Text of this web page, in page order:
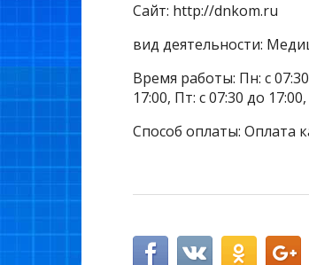
Сайт: http://dnkom.ru
вид деятельности:
Время работы: Пн: с
17:00, Пт: с 07:30 до
Способ оплаты: Оплата